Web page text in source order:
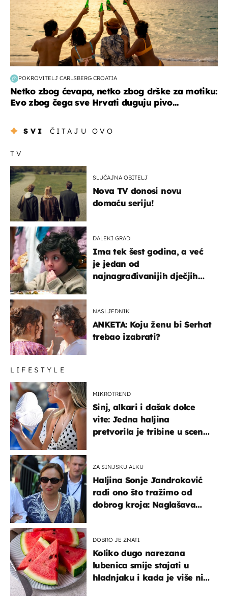
POKROVITELJ CARLSBERG CROATIA
Netko zbog ćevapa, netko zbog drške za motiku:
Evo zbog čega sve Hrvati duguju pivo...
SVI ČITAJU OVO
TV
SLUČAJNA OBITELJ
Nova TV donosi novu
domaću seriju!
DALEKI GRAD
Ima tek šest godina, a već
je jedan od
najnagrađivanijih dječjih
NASLJEDNIK
ANKETA: Koju ženu bi Serhat
trebao izabrati?
LIFESTYLE
MIKROTREND
Sinj, alkari i dašak dolce
vite: Jedna haljina
pretvorila je tribine u scenu
ZA SINJSKU ALKU
Haljina Sonje Jandroković
radi ono što tražimo od
dobrog kroja: Naglašava
DOBRO JE ZNATI
Koliko dugo narezana
lubenica smije stajati u
hladnjaku i kada je više nije